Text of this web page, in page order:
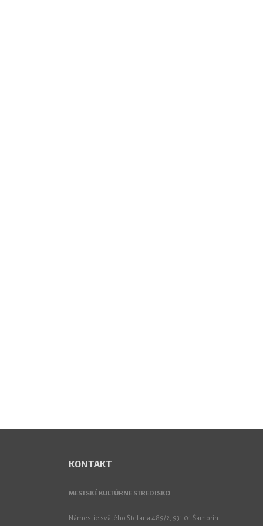
KONTAKT
MESTSKÉ KULTÚRNE STREDISKO
Námestie svätého Štefana 489/2, 931 01 Šamorín